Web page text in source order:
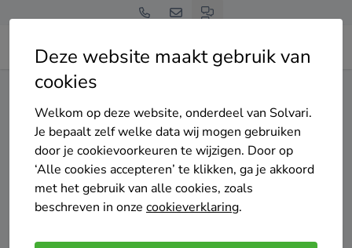
Deze website maakt gebruik van
cookies
Welkom op deze website, onderdeel van Solvari.
Je bepaalt zelf welke data wij mogen gebruiken
door je cookievoorkeuren te wijzigen. Door op
‘Alle cookies accepteren’ te klikken, ga je akkoord
met het gebruik van alle cookies, zoals
beschreven in onze cookieverklaring.
Home Dakisolatie
Gratis en vrijblijvend
in Alphen aan den Rijn